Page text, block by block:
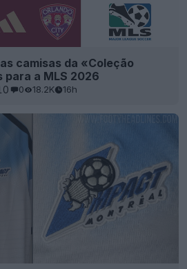
camisas da «Coleção
a MLS 2026
0 18.2K 16h